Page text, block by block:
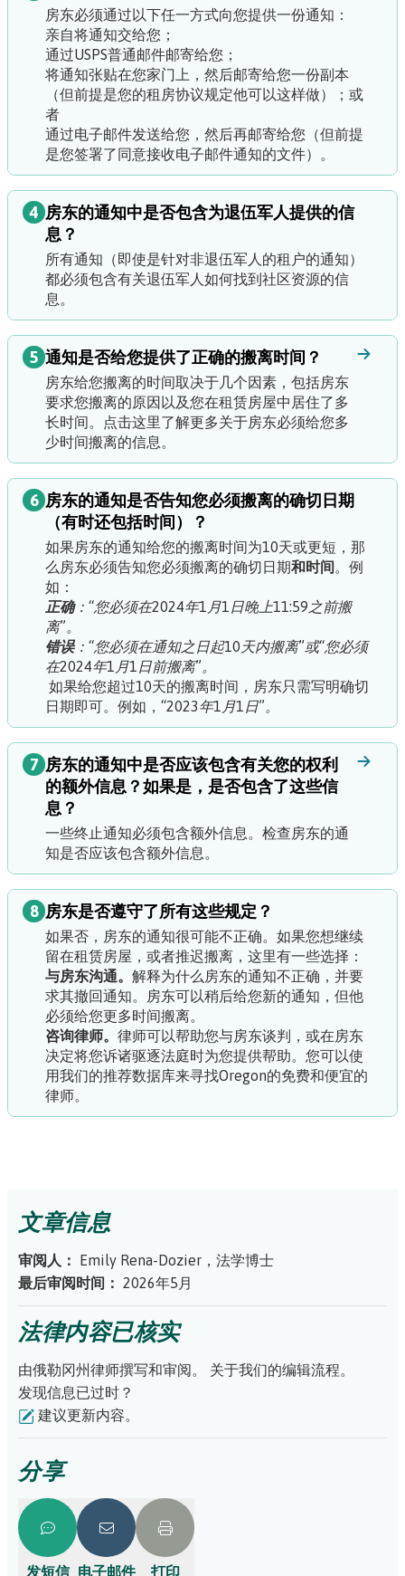
房东必须通过以下任一方式向您提供一份通知：
亲自将通知交给您；
通过USPS普通邮件邮寄给您；
将通知张贴在您家门上，然后邮寄给您一份副本
（但前提是您的租房协议规定他可以这样做）；或
者
通过电子邮件发送给您，然后再邮寄给您（但前提
是您签署了同意接收电子邮件通知的文件）。
4 房东的通知中是否包含为退伍军人提供的信
息？
所有通知（即使是针对非退伍军人的租户的通知）
都必须包含有关退伍军人如何找到社区资源的信
息。
5 通知是否给您提供了正确的搬离时间？
房东给您搬离的时间取决于几个因素，包括房东
要求您搬离的原因以及您在租赁房屋中居住了多
长时间。
点击这里了解更多关于房东必须给您多
少时间搬离的信息。
6 房东的通知是否告知您必须搬离的确切日期
（有时还包括时间）？
如果房东的通知给您的搬离时间为10天或更短，那
么房东必须告知您必须搬离的确切日期和时间。例
如：
正确：“您必须在2024年1月1日晚上11:59之前搬
离”。
错误：“您必须在通知之日起10天内搬离”或“您必须
在2024年1月1日前搬离”。
如果给您超过10天的搬离时间，房东只需写明确切
日期即可。例如， “2023年1月1日”。
7 房东的通知中是否应该包含有关您的权利
的额外信息？如果是，是否包含了这些信
息？
一些终止通知必须包含额外信息。 检查房东的通
知是否应该包含额外信息。
8 房东是否遵守了所有这些规定？
如果否，房东的通知很可能不正确。如果您想继续
留在租赁房屋，或者推迟搬离，这里有一些选择：
与房东沟通。 解释为什么房东的通知不正确，并要
求其撤回通知。房东可以稍后给您新的通知，但他
必须给您更多时间搬离。
咨询律师。 律师可以帮助您与房东谈判，或在房东
决定将您诉诸驱逐法庭时为您提供帮助。 您可以使
用我们的推荐数据库来寻找Oregon的免费和便宜的
律师。
文章信息
审阅人：
Emily Rena-Dozier，法学博士
最后审阅时间： 2026年5月
法律内容已核实
由俄勒冈州律师撰写和审阅。
关于我们的编辑流程。
发现信息已过时？
建议更新内容。
分享
发短信 电子邮件 打印